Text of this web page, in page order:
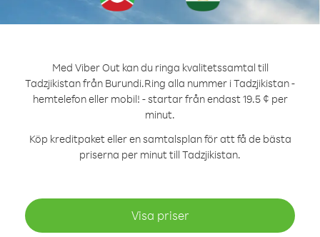
Med Viber Out kan du ringa kvalitetssamtal till
Tadzjikistan från Burundi.Ring alla nummer i Tadzjikistan -
hemtelefon eller mobil! - startar från endast 19.5 ¢ per
minut.
Köp kreditpaket eller en samtalsplan för att få de bästa
priserna per minut till Tadzjikistan.
Visa priser